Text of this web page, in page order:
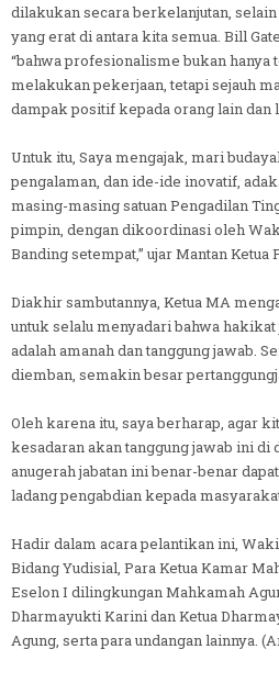
dilakukan secara berkelanjutan,
yang erat di antara kita semua. Bill
“bahwa profesionalisme bukan hanya
melakukan pekerjaan, tetapi sejauh
dampak positif kepada orang lain dan
Untuk itu, Saya mengajak, mari
pengalaman, dan ide-ide inovatif,
masing-masing satuan Pengadilan
pimpin, dengan dikoordinasi oleh
Banding setempat,” ujar Mantan Ketua
Diakhir sambutannya, Ketua MA
untuk selalu menyadari bahwa
adalah amanah dan tanggung jawab.
diemban, semakin besar
Oleh karena itu, saya berharap, agar
kesadaran akan tanggung jawab ini di
anugerah jabatan ini benar-benar
ladang pengabdian kepada
Hadir dalam acara pelantikan ini,
Bidang Yudisial, Para Ketua Kamar
Eselon I dilingkungan Mahkamah
Dharmayukti Karini dan Ketua
Agung, serta para undangan lainnya.